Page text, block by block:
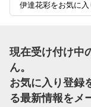
伊達花彩をお気に入
現在受け付け中
ん。
お気に入り登録
る最新情報をメ